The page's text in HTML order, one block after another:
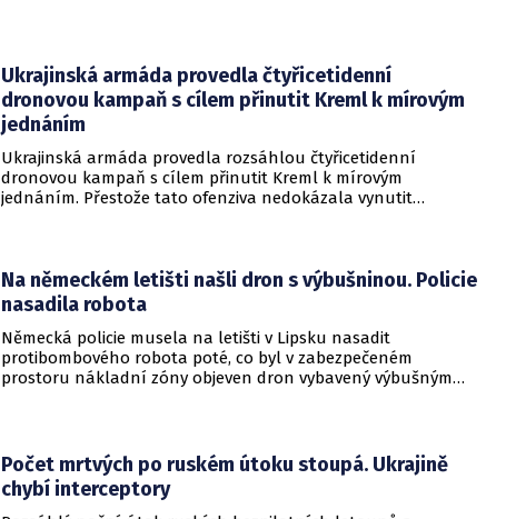
Ukrajinská armáda provedla čtyřicetidenní
dronovou kampaň s cílem přinutit Kreml k mírovým
jednáním
Ukrajinská armáda provedla rozsáhlou čtyřicetidenní
dronovou kampaň s cílem přinutit Kreml k mírovým
jednáním. Přestože tato ofenziva nedokázala vynutit
Na německém letišti našli dron s výbušninou. Policie
nasadila robota
Německá policie musela na letišti v Lipsku nasadit
protibombového robota poté, co byl v zabezpečeném
prostoru nákladní zóny objeven dron vybavený výbušným
Počet mrtvých po ruském útoku stoupá. Ukrajině
chybí interceptory